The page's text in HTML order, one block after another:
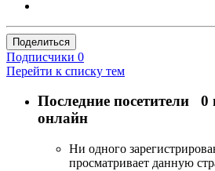
Поделиться
Подписчики 0
Перейти к списку тем
Последние посетители 0
онлайн
Ни одного
просматривает данную